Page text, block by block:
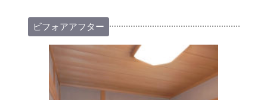
ビフォアアフター